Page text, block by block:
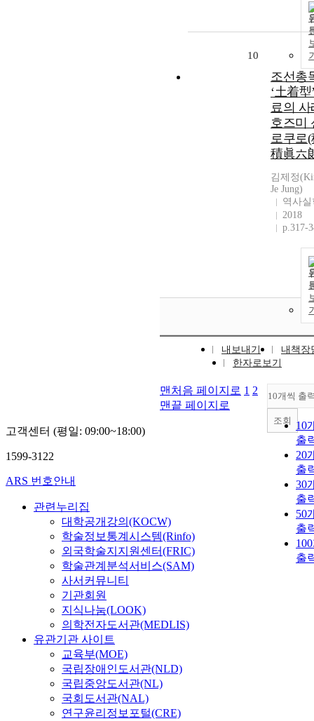
10
조선총
‘土着型
료의 사
호즈미
로쿠로(
積眞六
김제정
Je Jung)
역사
2018
p.317-
내보내기
내책장
한자로보기
10개씩 출
10
출
20
출
30
출
50
출
출
조회
맨처음 페이지로 1 2
맨끝 페이지로
고객센터 (평일: 09:00~18:00)
1599-3122
ARS 번호안내
관련누리집
대학공개강의(KOCW)
학술정보통계시스템(Rinfo)
외국학술지지원센터(FRIC)
학술관계분석서비스(SAM)
사서커뮤니티
기관회원
지식나눔(LOOK)
의학전자도서관(MEDLIS)
유관기관 사이트
교육부(MOE)
국립장애인도서관(NLD)
국립중앙도서관(NL)
국회도서관(NAL)
연구윤리정보포털(CRE)